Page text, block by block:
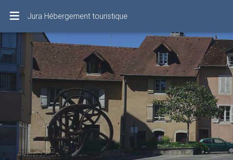
Jura Hébergement touristique